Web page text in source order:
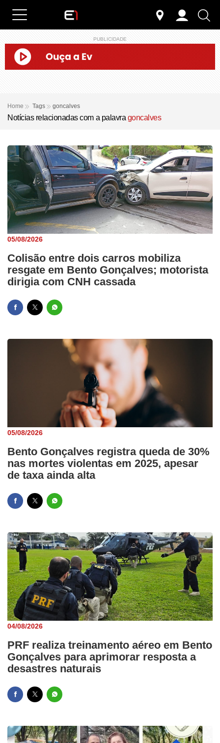
PUBLICIDADE
Home Tags goncalves
Notícias relacionadas com a palavra goncalves
05/08/2026
Colisão entre dois carros mobiliza
resgate em Bento Gonçalves; motorista
dirigia com CNH cassada
05/08/2026
Bento Gonçalves registra queda de 30%
nas mortes violentas em 2025, apesar
de taxa ainda alta
04/08/2026
PRF realiza treinamento aéreo em Bento
Gonçalves para aprimorar resposta a
desastres naturais